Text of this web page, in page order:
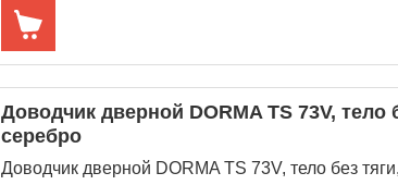
Доводчик дверной DORMA TS 73V, тело
серебро
Доводчик дверной DORMA TS 73V, тело без